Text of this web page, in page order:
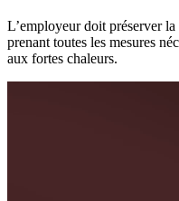
L’employeur doit préserver la
prenant toutes les mesures
aux fortes chaleurs.